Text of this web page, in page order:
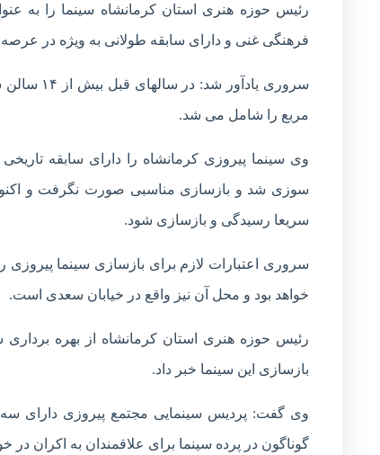
رئیس حوزه هنری استان کرمانشاه سینما را به
فرهنگی غنی و دارای سابقه طولانی به ویژه در
سروری
مربع را شامل می شد.
سوزی شد و بازسازی مناسبی صورت نگرفت و
سریعا رسیدگی و بازسازی شود.
خواهد بود و محل آن نیز واقع در خیابان سعدی است.
بازسازی این سینما خبر داد.
وی گفت: پردیس سینمایی مجتمع پیروزی دارای سه
گوناگون در پرده سینما برای علاقمندان به اکران